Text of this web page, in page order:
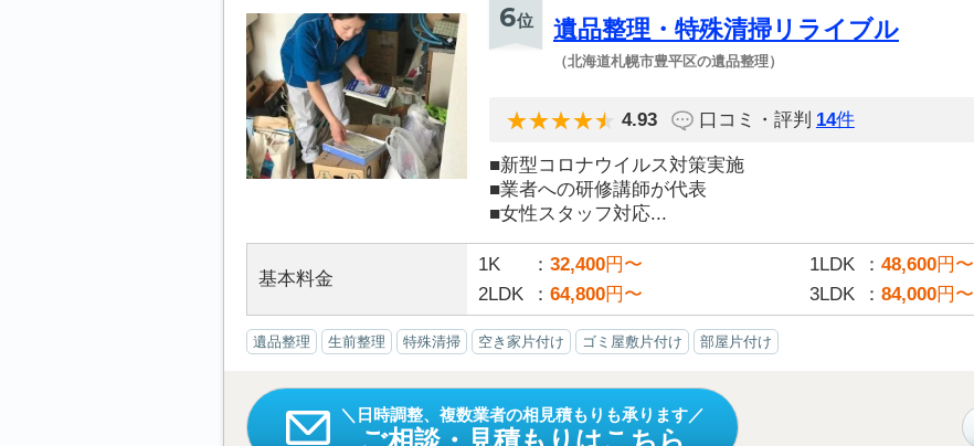
6位 遺品整理・特殊清掃リライブル
（北海道札幌市豊平区の遺品整理）
4.93 口コミ・評判 14件
■新型コロナウイルス対策実施
■業者への研修講師が代表
■女性スタッフ対応...
基本料金
1K 32,400円〜 1LDK 48,600円〜
2LDK
64,800円〜 3LDK 84,000円〜
遺品整理 生前整理 特殊清掃 空き家片付け ゴミ屋敷片付け 部屋片付け
日時調整、複数業者の相見積もりも承ります
ご相談・見積もりはこちら